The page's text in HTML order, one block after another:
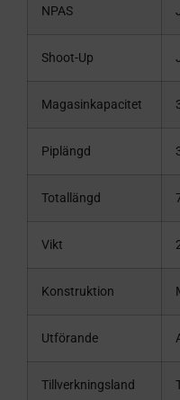
NPAS
Shoot-Up
Magasinkapacitet
Piplängd
Totallängd
Vikt
Konstruktion
Utförande
Tillverkningsland